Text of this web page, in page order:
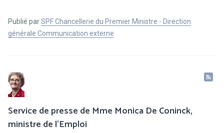
Publié parSPF Chancellerie du Premier Ministre - Direction
générale Communication externe
Service de presse de Mme Monica De Coninck,
ministre de l'Emploi